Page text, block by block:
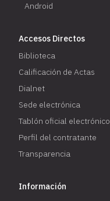
Android
Accesos Directos
Biblioteca
Calificación de Actas
Dialnet
Sede electrónica
Tablón oficial electrónico
Perfil del contratante
Transparencia
Información